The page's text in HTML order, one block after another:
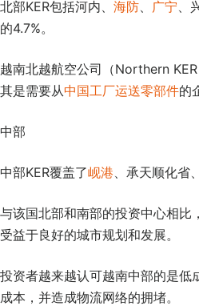
北部KER包括河内、 海防、 广宁、
的4.7%。
越南北越航空公司（Northern
其是需要从中国工厂运送零部件的
中部
中部KER覆盖了岘港、承天顺化省
与该国北部和南部的投资中心相比
受益于良好的城市规划和发展。
投资者越来越认可越南中部的是低
成本，并造成物流网络的拥堵。